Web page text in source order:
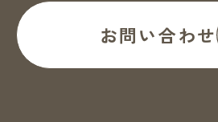
お問い合わせ